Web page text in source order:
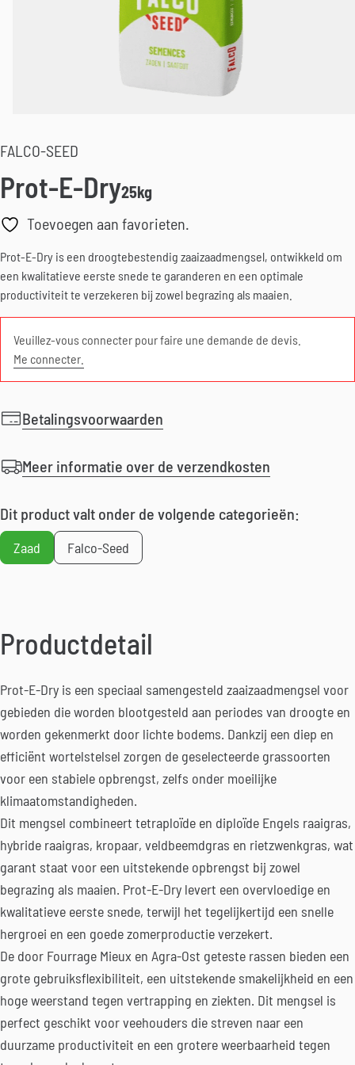
FALCO-SEED
Prot-E-Dry25kg
Toevoegen aan favorieten.
Prot-E-Dry is een droogtebestendig zaaizaadmengsel, ontwikkeld om
een kwalitatieve eerste snede te garanderen en een optimale
productiviteit te verzekeren bij zowel begrazing als maaien.
Veuillez-vous connecter pour faire une demande de devis.
Me connecter.
Betalingsvoorwaarden
Meer informatie over de verzendkosten
Dit product valt onder de volgende categorieën:
Zaad Falco-Seed
Productdetail
Prot-E-Dry is een speciaal samengesteld zaaizaadmengsel voor
gebieden die worden blootgesteld aan periodes van droogte en
worden gekenmerkt door lichte bodems. Dankzij een diep en
efficiënt wortelstelsel zorgen de geselecteerde grassoorten
voor een stabiele opbrengst, zelfs onder moeilijke
klimaatomstandigheden.
Dit mengsel combineert tetraploïde en diploïde Engels raaigras,
hybride raaigras, kropaar, veldbeemdgras en rietzwenkgras, wat
garant staat voor een uitstekende opbrengst bij zowel
begrazing als maaien. Prot-E-Dry levert een overvloedige en
kwalitatieve eerste snede, terwijl het tegelijkertijd een snelle
hergroei en een goede zomerproductie verzekert.
De door Fourrage Mieux en Agra-Ost geteste rassen bieden een
grote gebruiksflexibiliteit, een uitstekende smakelijkheid en een
hoge weerstand tegen vertrapping en ziekten. Dit mengsel is
perfect geschikt voor veehouders die streven naar een
duurzame productiviteit en een grotere weerbaarheid tegen